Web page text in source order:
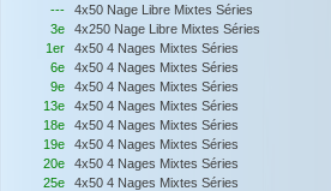
---
4x50 Nage Libre Mixtes Séries
3e
4x250 Nage Libre Mixtes Séries
1er
4x50 4 Nages Mixtes Séries
6e
4x50 4 Nages Mixtes Séries
9e
4x50 4 Nages Mixtes Séries
13e
4x50 4 Nages Mixtes Séries
18e
4x50 4 Nages Mixtes Séries
19e
4x50 4 Nages Mixtes Séries
20e
4x50 4 Nages Mixtes Séries
25e
4x50 4 Nages Mixtes Séries